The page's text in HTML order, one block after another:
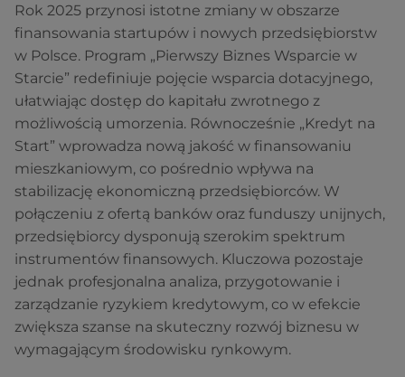
Rok 2025 przynosi istotne zmiany w obszarze
finansowania startupów i nowych przedsiębiorstw
w Polsce. Program „Pierwszy Biznes Wsparcie w
Starcie” redefiniuje pojęcie wsparcia dotacyjnego,
ułatwiając dostęp do kapitału zwrotnego z
możliwością umorzenia. Równocześnie „Kredyt na
Start” wprowadza nową jakość w finansowaniu
mieszkaniowym, co pośrednio wpływa na
stabilizację ekonomiczną przedsiębiorców. W
połączeniu z ofertą banków oraz funduszy unijnych,
przedsiębiorcy dysponują szerokim spektrum
instrumentów finansowych. Kluczowa pozostaje
jednak profesjonalna analiza, przygotowanie i
zarządzanie ryzykiem kredytowym, co w efekcie
zwiększa szanse na skuteczny rozwój biznesu w
wymagającym środowisku rynkowym.